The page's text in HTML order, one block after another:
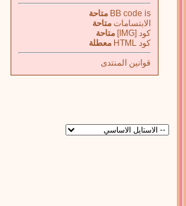
BB code is
متاحة
الابتسامات متاحة
كود [IMG]
متاحة
كود HTML
معطلة
قوانين المنتدى